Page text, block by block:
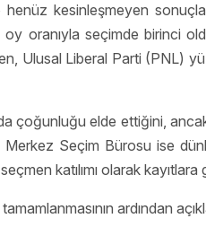
henüz kesinleşmeyen
oranıyla seçimde birinci
Ulusal Liberal Parti (PNL)
çoğunluğu elde ettiğini,
Seçim Bürosu ise
katılımı olarak kayıtlara
ardından